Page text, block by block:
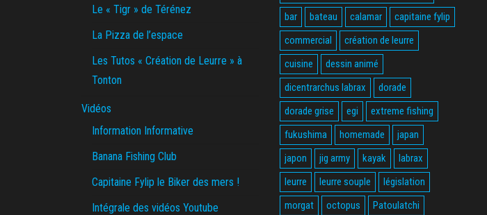
Le « Tigr » de Térénez
La Pizza de l’espace
Les Tutos « Création de Leurre » à
Tonton
Vidéos
Information Informative
Banana Fishing Club
Capitaine Fylip le Biker des mers !
Intégrale des vidéos Youtube
bar
bateau calamar
capitaine fylip
commercial
création de leurre
cuisine
dessin animé
dicentrarchus labrax
dorade
dorade grise
egi
extreme fishing
fukushima
homemade
japan
japon
jig army kayak
labrax
leurre
leurre souple
législation
morgat
octopus
Patoulatchi